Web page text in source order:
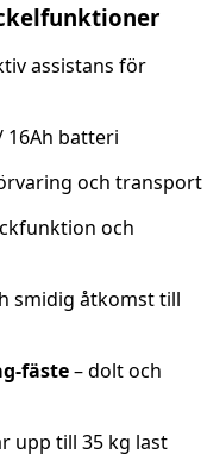
assistans för
16Ah batteri
och transport
och
smidig åtkomst till
fäste– dolt och
upp till 35 kg last